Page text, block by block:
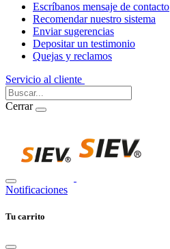
Escríbanos mensaje de contacto
Recomendar nuestro sistema
Enviar sugerencias
Depositar un testimonio
Quejas y reclamos
Servicio al cliente
Cerrar
Notificaciones
Tu carrito